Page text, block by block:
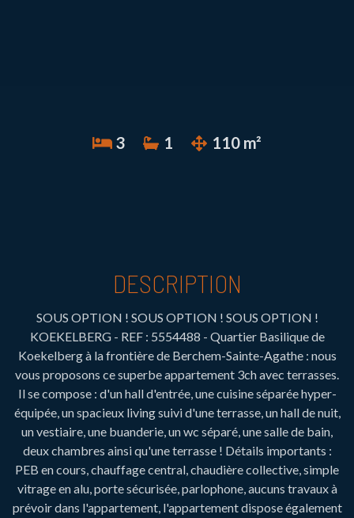
3 1 110 m²
DESCRIPTION
SOUS OPTION ! SOUS OPTION ! SOUS OPTION !
KOEKELBERG - REF : 5554488 - Quartier Basilique de
Koekelberg à la frontière de Berchem-Sainte-Agathe : nous
vous proposons ce superbe appartement 3ch avec terrasses.
Il se compose : d'un hall d'entrée, une cuisine séparée hyper-
équipée, un spacieux living suivi d'une terrasse, un hall de nuit,
un vestiaire, une buanderie, un wc séparé, une salle de bain,
deux chambres ainsi qu'une terrasse ! Détails importants :
PEB en cours, chauffage central, chaudière collective, simple
vitrage en alu, porte sécurisée, parlophone, aucuns travaux à
prévoir dans l'appartement, l'appartement dispose également